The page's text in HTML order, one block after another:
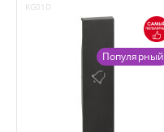
KG01D
Популярный